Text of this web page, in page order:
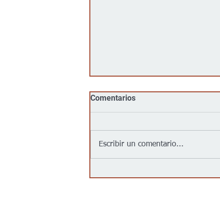
Comentarios
Escribir un comentario...